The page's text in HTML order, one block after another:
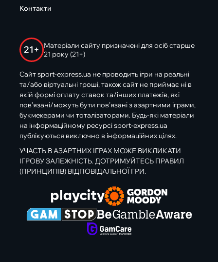
Контакти
21+
Матеріали сайту призначені для осіб старше
21 року (21+)
Сайт sport-express.ua не проводить ігри на реальні
та/або віртуальні гроші, також сайт не приймає ні в
якій формі оплату ставок та/інших платежів, які
пов’язані/можуть бути пов’язані з азартними іграми,
букмекерами чи тоталізаторами. Будь-які матеріали
на інформаційному ресурсі sport-express.ua
публікуються виключно в інформаційних цілях.
УЧАСТЬ В АЗАРТНИХ ІГРАХ МОЖЕ ВИКЛИКАТИ
ІГРОВУ ЗАЛЕЖНІСТЬ. ДОТРИМУЙТЕСЬ ПРАВИЛ
(ПРИНЦИПІВ) ВІДПОВІДАЛЬНОЇ ГРИ.